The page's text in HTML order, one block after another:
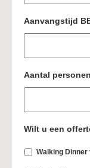
dash
JJJJ
Aanvangstijd
Aantal personen
Wilt u een
Walking Dinner